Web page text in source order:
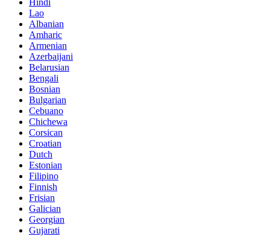
Lao
Albanian
Amharic
Armenian
Azerbaijani
Belarusian
Bengali
Bosnian
Bulgarian
Cebuano
Chichewa
Corsican
Croatian
Dutch
Estonian
Filipino
Finnish
Frisian
Galician
Georgian
Gujarati